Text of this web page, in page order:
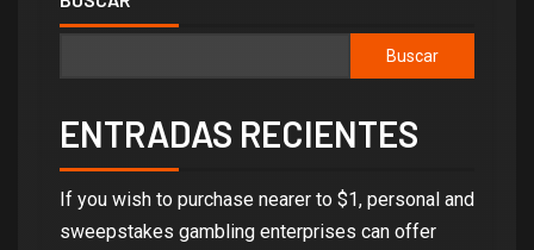
Buscar
ENTRADAS RECIENTES
If you wish to purchase nearer to $1, personal and
sweepstakes gambling enterprises can offer